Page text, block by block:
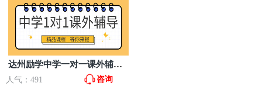
达州励学中学一对一课外辅导
班
人气：491 咨询